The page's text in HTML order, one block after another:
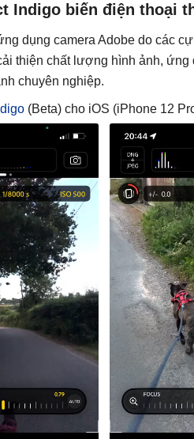
Indigo biến điện thoại
dụng camera Adobe do các
thiện chất lượng hình ảnh,
chuyên nghiệp.
(Beta) cho iOS (iPhone 12